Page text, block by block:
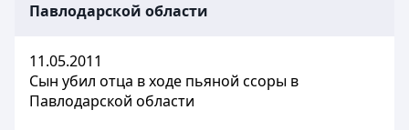
Павлодарской области
11.05.2011
Сын убил отца в ходе пьяной ссоры в
Павлодарской области